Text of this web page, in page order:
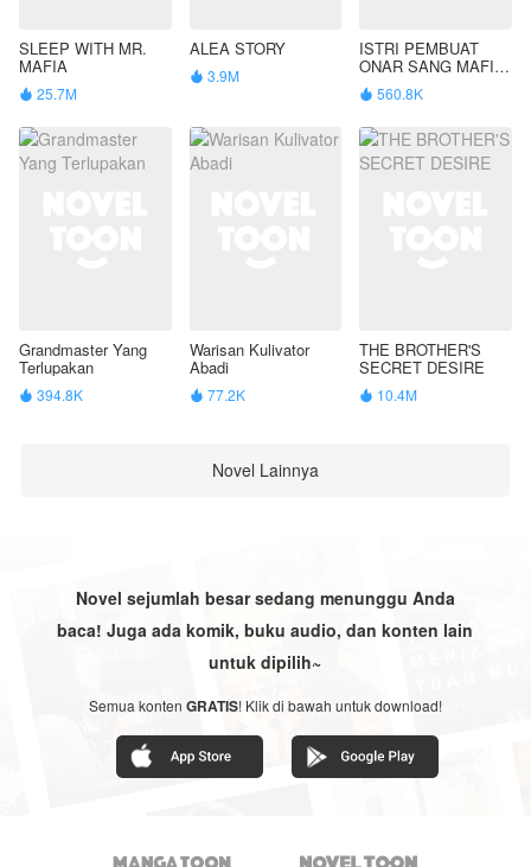
SLEEP WITH MR.
MAFIA
 25.7M
ALEA STORY
 3.9M
ISTRI PEMBUAT
ONAR SANG MAFIA
KEJAM
 560.8K
Grandmaster Yang
Terlupakan
 394.8K
Warisan Kulivator
Abadi
 77.2K
THE BROTHER'S
SECRET DESIRE
 10.4M
Novel Lainnya
Novel sejumlah besar sedang menunggu Anda
baca! Juga ada komik, buku audio, dan konten lain
untuk dipilih~
Semua konten GRATIS! Klik di bawah untuk download!